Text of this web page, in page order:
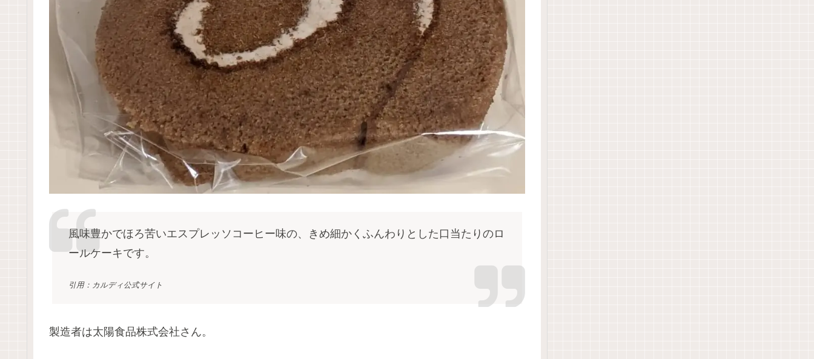
風味豊かでほろ苦いエスプレッソコーヒー味の、きめ細かくふんわりとした口当たりのロ
ールケーキです。
引用：カルディ公式サイト
製造者は太陽食品株式会社さん。